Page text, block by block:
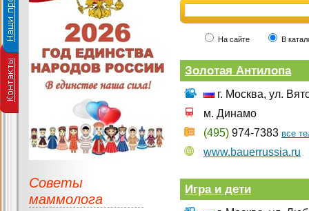
На сайте В
Золотая Антилопа
г. Москва, ул.
м. Динамо
(495) 974-7383 все
www.bauerrussia.ru
Игра и дети
Советы
маммолога